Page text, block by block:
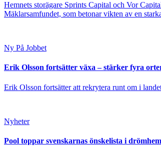
Hemnets storägare Sprints Capital och Vor
Mäklarsamfundet, som betonar vikten av en
Ny På Jobbet
Erik Olsson fortsätter växa – stärker fyra
Erik Olsson fortsätter att rekrytera runt om i
Nyheter
Pool toppar svenskarnas önskelista i